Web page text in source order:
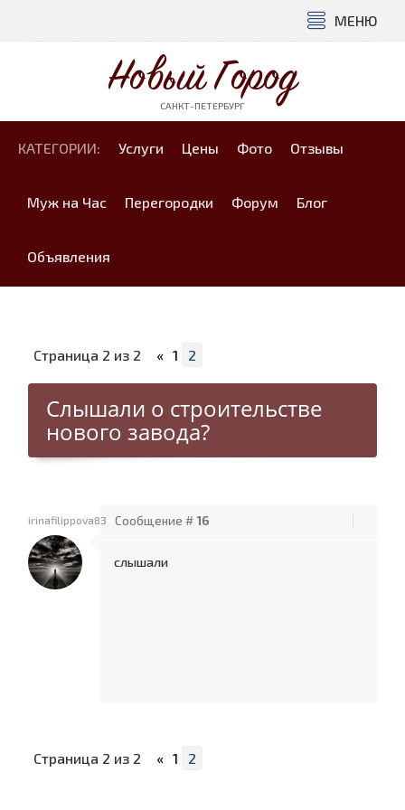
МЕНЮ
Новый Город
САНКТ-ПЕТЕРБУРГ
КАТЕГОРИИ: Услуги Цены Фото Отзывы
Муж на Час Перегородки Форум Блог
Объявления
Страница 2 из 2 « 1 2
Слышали о строительстве
нового завода?
irinafilippova83 Сообщение #16
слышали
Страница 2 из 2 « 1 2